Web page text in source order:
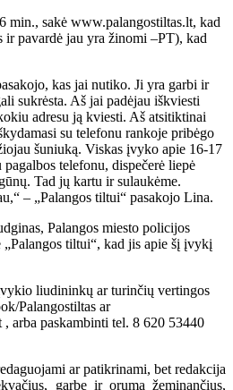
min., sakė www.palangostiltas.lt, kad
ir pavardė jau yra žinomi –PT), kad
kas jai nutiko. Ji yra garbi ir
sukrėsta. Aš jai padėjau iškviesti
adresu ją kviesti. Aš atsitiktinai
su telefonu rankoje pribėgo
šuniuką. Viskas įvyko apie 16-17
telefonu, dispečerė liepė
Tad jų kartu ir sulaukėme.
– „Palangos tiltui“ pasakojo Lina.
Palangos miesto policijos
tiltui“, kad jis apie šį įvykį
liudininkų ar turinčių vertingos
Palangostiltas ar
arba paskambinti tel. 8 620 53440
ar patikrinami, bet redakcija
garbę ir orumą žeminančius,